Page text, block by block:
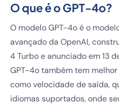
O que é o GPT-4o?
O modelo GPT-4o é o
avançado da OpenAI,
4 Turbo e anunciado em 13
GPT-4o também tem
como velocidade de saída,
idiomas suportados, onde